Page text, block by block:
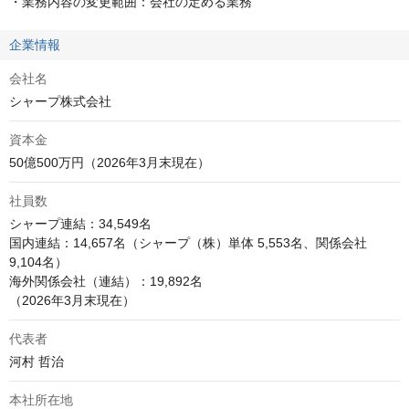
企業情報
会社名
シャープ株式会社
資本金
50億500万円（2026年3月末現在）
社員数
シャープ連結：34,549名
国内連結：14,657名（シャープ（株）単体 5,553名、関係会社
9,104名）
海外関係会社（連結）：19,892名
（2026年3月末現在）
代表者
河村 哲治
本社所在地